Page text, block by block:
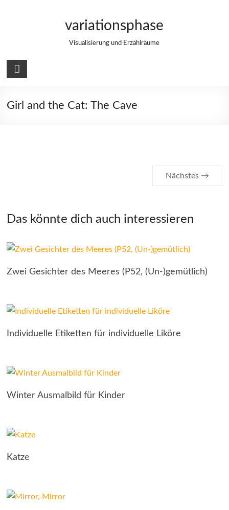
variationsphase
Visualisierung und Erzählräume
Girl and the Cat: The Cave
Nächstes →
Das könnte dich auch interessieren
Zwei Gesichter des Meeres (P52, (Un-)gemütlich)
Individuelle Etiketten für individuelle Liköre
Winter Ausmalbild für Kinder
Katze